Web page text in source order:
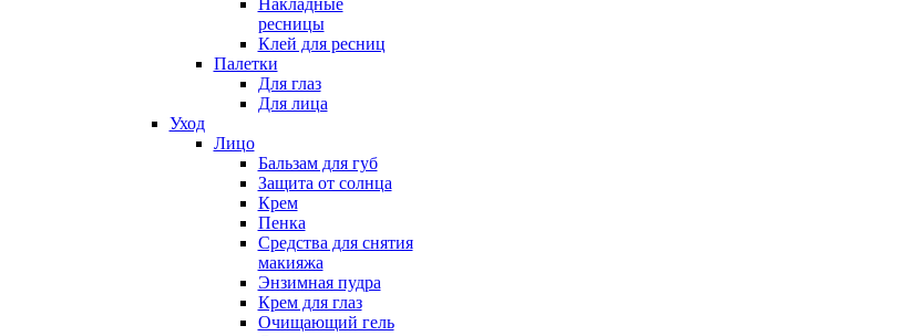
Накладные
ресницы
Клей для ресниц
Палетки
Для глаз
Для лица
Уход
Лицо
Бальзам для губ
Защита от солнца
Крем
Пенка
Средства для снятия
макияжа
Энзимная пудра
Крем для глаз
Очищающий гель